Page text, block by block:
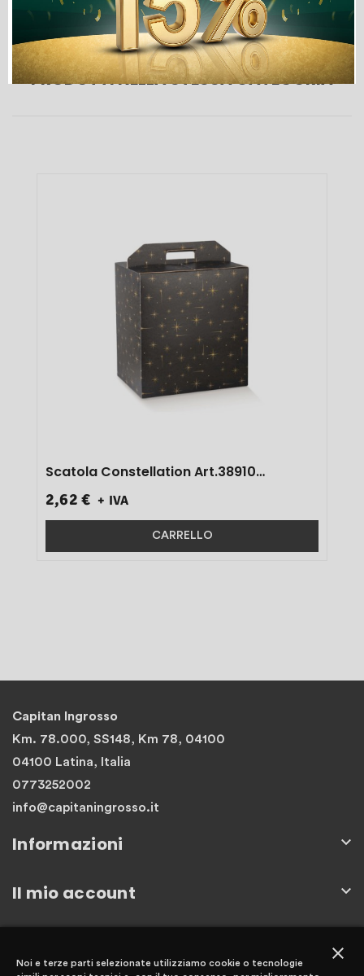
PRODOTTI NELLA STESSA CATEGORIA
Scatola Constellation Art.38910
2,62 € + IVA
CARRELLO
Capitan Ingrosso
Km. 78.000, SS148, Km 78, 04100
04100 Latina, Italia
0773252002
info@capitaningrosso.it
Informazioni 
Il mio account 
close
Noi e terze parti selezionate utilizziamo cookie o tecnologie